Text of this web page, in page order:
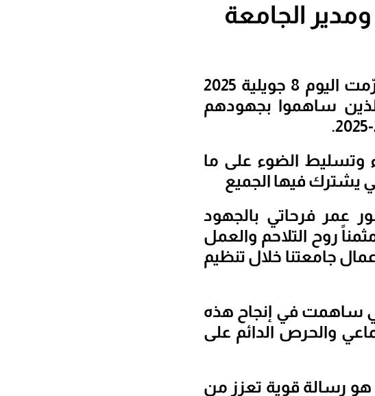
الجامعة
عبر تقاليد راسخة تعكس روح التعاون والتفاني كرّمت اليوم 8 جويلية 2025
ساهموا بجهودهم
وتسليط الضوء على ما
يشترك فيها الجميع
عمر فرحاتي بالجهود
روح التلاحم والعمل
جامعتنا خلال تنظيم
ساهمت في إنجاح هذه
والحرص الدائم على
رسالة قوية تعزز من